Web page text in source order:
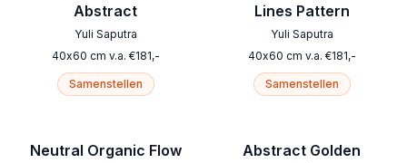
Abstract
Yuli Saputra
40x60 cm v.a. €181,-
Samenstellen
Neutral Organic Flow
Lines Pattern
Yuli Saputra
40x60 cm v.a. €181,-
Samenstellen
Abstract Golden